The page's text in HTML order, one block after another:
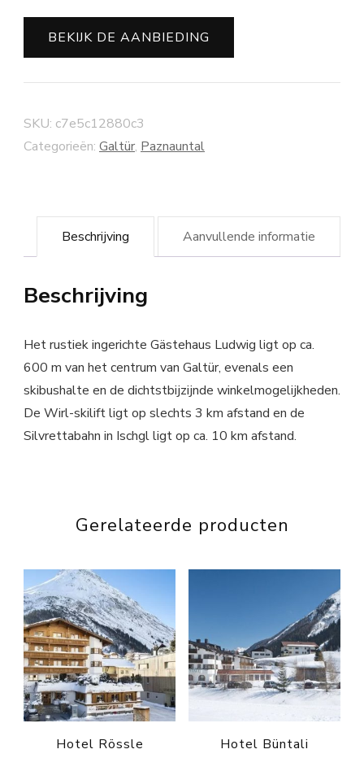
BEKIJK DE AANBIEDING
SKU: c7e5c12880c3
Categorieën: Galtür, Paznauntal
Beschrijving Aanvullende informatie
Beschrijving
Het rustiek ingerichte Gästehaus Ludwig ligt op ca.
600 m van het centrum van Galtür, evenals een
skibushalte en de dichtstbijzijnde winkelmogelijkheden.
De Wirl-skilift ligt op slechts 3 km afstand en de
Silvrettabahn in Ischgl ligt op ca. 10 km afstand.
Gerelateerde producten
Hotel Rössle
Hotel Büntali